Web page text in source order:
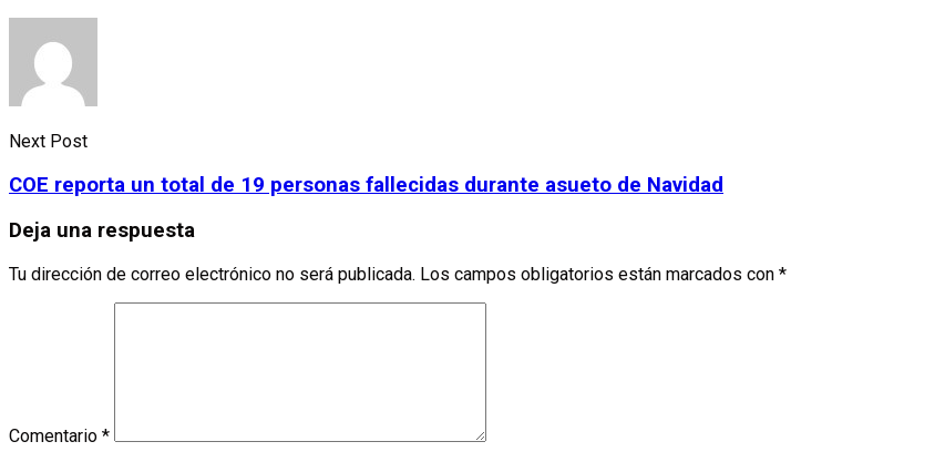
Next Post
COE reporta un total de 19 personas fallecidas durante asueto de Navidad
Deja una respuesta
Tu dirección de correo electrónico no será publicada. Los campos obligatorios están marcados con *
Comentario *